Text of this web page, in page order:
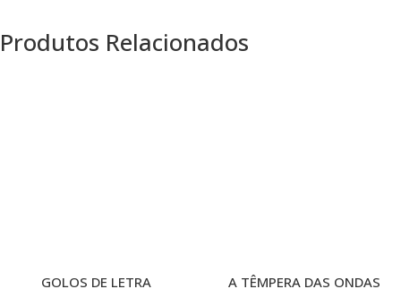
Produtos Relacionados
GOLOS DE LETRA A TÊMPERA DAS ONDAS